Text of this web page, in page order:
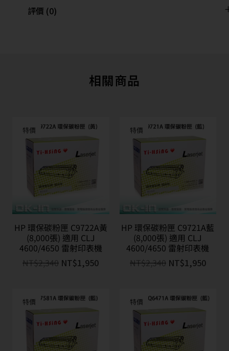
評價 (0)
相關商品
特價
HP 環保碳粉匣 C9722A黃
(8,000張) 適用 CLJ
4600/4650 雷射印表機
NT$2,340 NT$1,950
特價
HP 環保碳粉匣 C9721A藍
(8,000張) 適用 CLJ
4600/4650 雷射印表機
NT$2,340 NT$1,950
特價 特價